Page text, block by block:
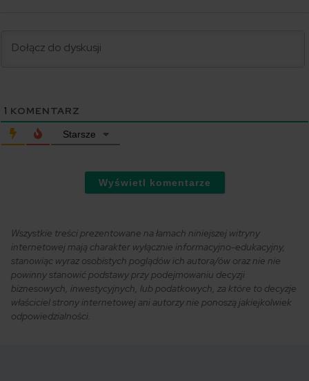
1 KOMENTARZ
Starsze
Wyświetl komentarze
Wszystkie treści prezentowane na łamach niniejszej witryny
internetowej mają charakter wyłącznie informacyjno-edukacyjny,
stanowiąc wyraz osobistych poglądów ich autora/ów oraz nie nie
powinny stanowić podstawy przy podejmowaniu decyzji
biznesowych, inwestycyjnych, lub podatkowych, za które to decyzje
właściciel strony internetowej ani autorzy nie ponoszą jakiejkolwiek
odpowiedzialności.